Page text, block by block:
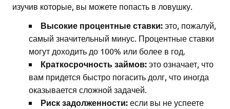
изучив которые, вы можете попасть в ловушку.
Высокие процентные ставки: это, пожалуй,
самый значительный минус. Процентные ставки
могут доходить до 100% или более в год.
Краткосрочность займов: это означает, что
вам придется быстро погасить долг, что иногда
оказывается сложной задачей.
Риск задолженности: если вы не успеете